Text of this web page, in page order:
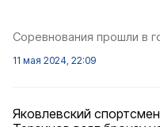
Соревнования прошли в
11 мая 2024, 22:09
Яковлевский